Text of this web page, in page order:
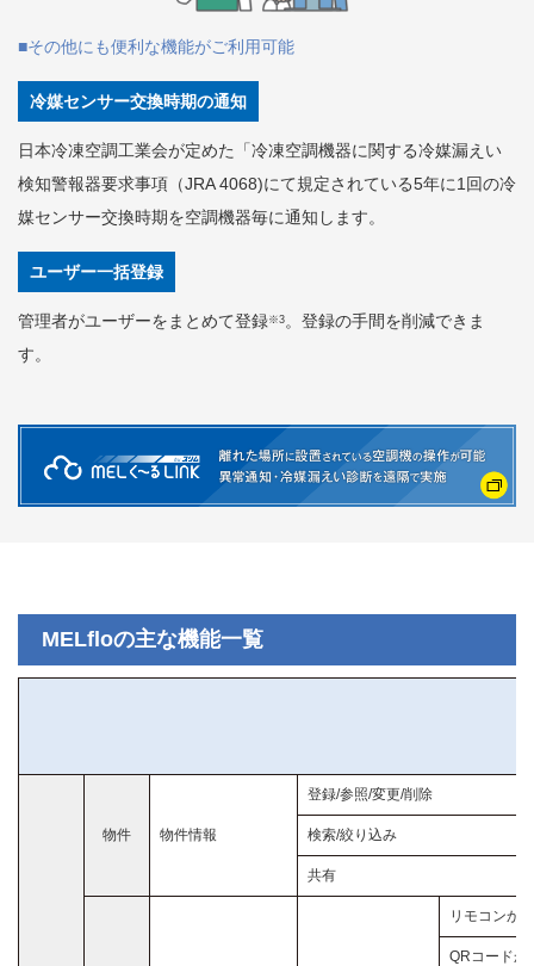
■その他にも便利な機能がご利用可能
冷媒センサー交換時期の通知
日本冷凍空調工業会が定めた「冷凍空調機器に関する冷媒漏えい
検知警報器要求事項（JRA 4068)にて規定されている5年に1回の冷
媒センサー交換時期を空調機器毎に通知します。
ユーザー一括登録
管理者がユーザーをまとめて登録※3 。登録の手間を削減できま
す。
MELfloの主な機能一覧
物件 物件情報
登録/参照/変更/削除
検索/絞り込み
共有
リモコンか
QRコードか